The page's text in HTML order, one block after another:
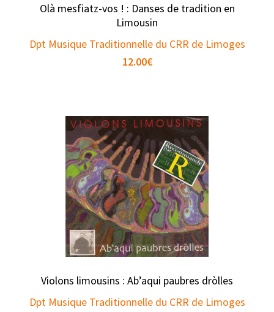
Olà mesfiatz-vos ! : Danses de tradition en
Limousin
Dpt Musique Traditionnelle du CRR de Limoges
12.00€
Violons limousins : Ab’aqui paubres dròlles
Dpt Musique Traditionnelle du CRR de Limoges